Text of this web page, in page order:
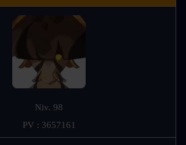
Niv. 98
PV : 3657161